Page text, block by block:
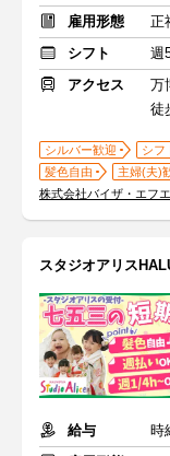
雇用形態
正
シフト
週
アクセス
万
徒
シルバー歓迎 シフ
髪色自由
主婦(夫)
株式会社バイザ・エフ
スタジオアリス
給与
時